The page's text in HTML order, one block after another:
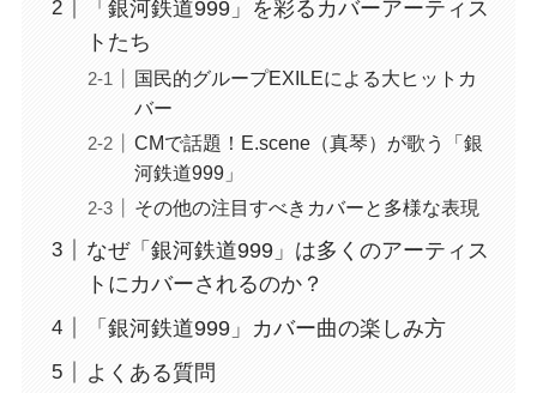
「銀河鉄道999」を彩るカバーアーティス
トたち
国民的グループEXILEによる大ヒットカ
バー
CMで話題！E.scene（真琴）が歌う「銀
河鉄道999」
その他の注目すべきカバーと多様な表現
なぜ「銀河鉄道999」は多くのアーティス
トにカバーされるのか？
「銀河鉄道999」カバー曲の楽しみ方
よくある質問